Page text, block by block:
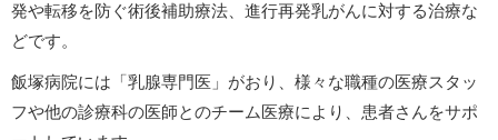
発や転移を防ぐ術後補助療法、進行再発乳がんに対する治療な
どです。
飯塚病院には「乳腺専門医」がおり、様々な職種の医療スタッ
フや他の診療科の医師とのチーム医療により、患者さんをサポ